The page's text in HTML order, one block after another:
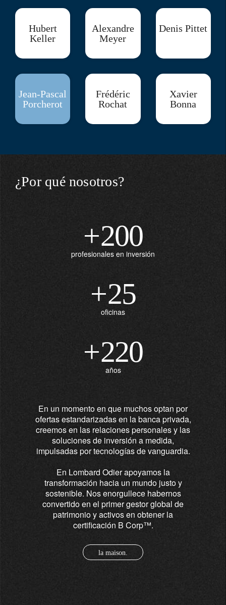
Hubert
Keller
Alexandre
Meyer
Denis Pittet
Jean-Pascal
Porcherot
Frédéric
Rochat
Xavier
Bonna
¿Por qué nosotros?
+200
profesionales en inversión
+25
oficinas
+220
años
En un momento en que muchos optan por
ofertas estandarizadas en la banca privada,
creemos en las relaciones personales y las
soluciones de inversión a medida,
impulsadas por tecnologías de vanguardia.
En Lombard Odier apoyamos la
transformación hacia un mundo justo y
sostenible. Nos enorgullece habernos
convertido en el primer gestor global de
patrimonio y activos en obtener la
certificación B Corp™.
la maison.